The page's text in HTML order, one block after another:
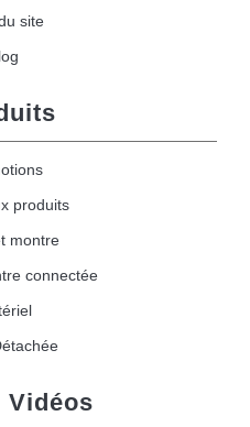
site
produits
montre
connectée
Vidéos